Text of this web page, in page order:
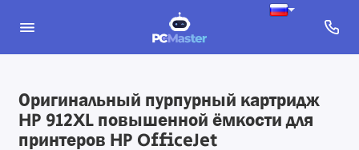
Оригинальный пурпурный картридж
HP 912XL повышенной ёмкости для
принтеров HP OfficeJet